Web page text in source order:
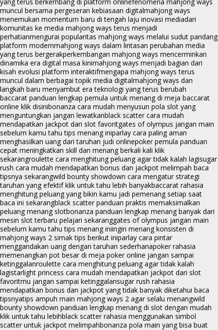
muncul bersama pergeseran kebiasaan digitalmahjong ways
menemukan momentum baru di tengah laju inovasi mediadari
komunitas ke media mahjong ways terus menjadi
perhatianmengurai popularitas mahjong ways melalui sudut pandang
platform modernmahjong ways dalam lintasan perubahan media
yang terus bergerakperkembangan mahjong ways mencerminkan
dinamika era digital masa kinimahjong ways menjadi bagian dari
kisah evolusi platform interaktifmengapa mahjong ways terus
muncul dalam berbagai topik media digitalmahjong ways dan
langkah baru menyambut era teknologi yang terus berubah
baccarat panduan lengkap pemula untuk menang di meja baccarat
online klik disinibonanza cara mudah menyusun pola slot yang
menguntungkan jangan lewatkanblack scatter cara mudah
mendapatkan jackpot dari slot favoritgates of olympus jangan main
sebelum kamu tahu tips menang iniparlay cara paling aman
menghasilkan uang dari taruhan judi onlinepoker pemula panduan
cepat meningkatkan skill dan menang berkali kali klik
sekarangroulette cara menghitung peluang agar tidak kalah lagisugar
rush cara mudah mendapatkan bonus dan jackpot melimpah baca
tipsnya sekarangwild bounty showdown cara mengatur strategi
taruhan yang efektif klik untuk tahu lebih banyakbaccarat rahasia
menghitung peluang yang bikin kamu jadi pemenang setiap saat
baca ini sekarangblack scatter panduan praktis memaksimalkan
peluang menang slotbonanza panduan lengkap menang banyak dari
mesin slot terbaru pelajari sekaranggates of olympus jangan main
sebelum kamu tahu tips menang iniingin menang konsisten di
mahjong ways 2 simak tips berikut iniparlay cara pintar
menggandakan uang dengan taruhan sederhanapoker rahasia
memenangkan pot besar di meja poker online jangan sampai
ketinggalanroulette cara menghitung peluang agar tidak kalah
lagistarlight princess cara mudah mendapatkan jackpot dari slot
favoritmu jangan sampai ketinggalansugar rush rahasia
mendapatkan bonus dan jackpot yang tidak banyak diketahui baca
tipsnyatips ampuh main mahjong ways 2 agar selalu menangwild
bounty showdown panduan lengkap menang di slot dengan mudah
klik untuk tahu lebihblack scatter rahasia menggunakan simbol
scatter untuk jackpot melimpahbonanza pola main yang bisa buat